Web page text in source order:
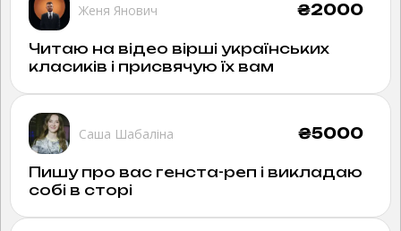
Женя Янович
Читаю на відео вірші українських
класиків і присвячую їх вам
₴2000
Саша Шабаліна
Пишу про вас генста-реп і викладаю
собі в сторі
₴5000